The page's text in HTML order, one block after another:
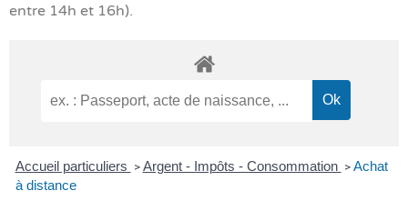
entre 14h et 16h).
Accueil particuliers > Argent - Impôts - Consommation > Achat
à distance